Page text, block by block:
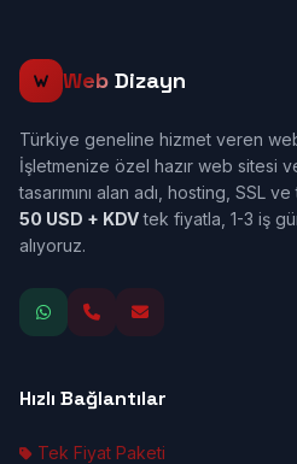
Web Dizayn
Türkiye geneline hizmet veren web
İşletmenize özel hazır web sitesi
tasarımını alan adı, hosting, SSL
50 USD + KDVtek fiyatla, 1-3 iş
alıyoruz.
Hızlı Bağlantılar
Tek Fiyat Paketi